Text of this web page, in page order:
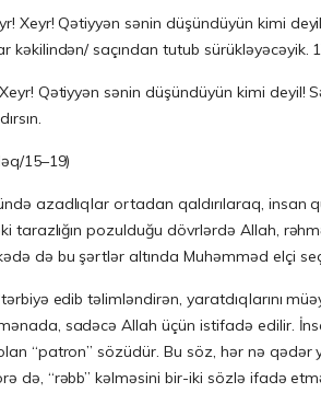
Xeyr! Qətiyyən sənin düşündüyün kimi
kəkilindən/ saçından tutub sürükləyəcəyik.
Qətiyyən sənin düşündüyün kimi deyil!
15–19)
azadlıqlar ortadan qaldırılaraq, insan
tarazlığın pozulduğu dövrlərdə Allah,
də bu şərtlər altında Muhəmməd elçi
edib təlimləndirən, yaratdıqlarını
sadəcə Allah üçün istifadə edilir.
“patron” sözüdür. Bu söz, hər nə qədər
də, “rəbb” kəlməsini bir-iki sözlə ifadə